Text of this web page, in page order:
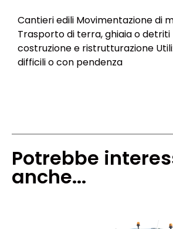
Cantieri edili Movimentazione di
Trasporto di terra, ghiaia o detriti
costruzione e ristrutturazione
difficili o con pendenza
Potrebbe
anche...